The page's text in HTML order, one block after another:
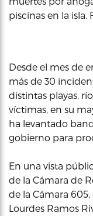
piscinas en la isla.
Desde el mes de
más de 30
distintas playas,
víctimas, en su
ha levantado
gobierno para
En una vista
de la Cámara de
de la Cámara
Lourdes Ramos